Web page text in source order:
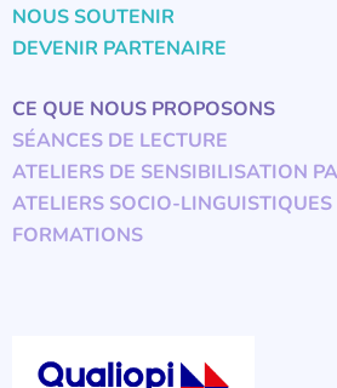
NOUS SOUTENIR
DEVENIR PARTENAIRE
CE QUE NOUS PROPOSONS
SÉANCES DE LECTURE
ATELIERS DE SENSIBILISATION
ATELIERS SOCIO-LINGUISTIQUES
FORMATIONS